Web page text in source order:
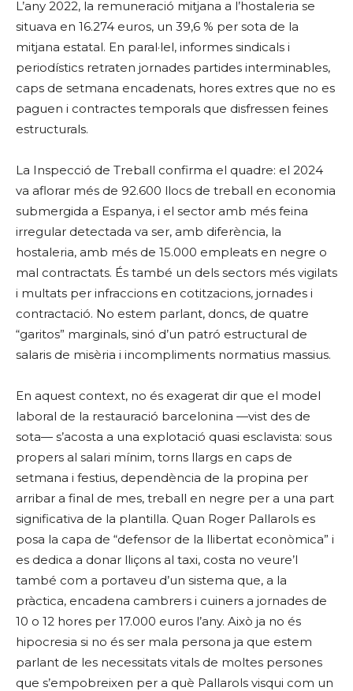
L’any 2022, la remuneració mitjana a l’hostaleria se
situava en 16.274 euros, un 39,6 % per sota de la
mitjana estatal. En paral·lel, informes sindicals i
periodístics retraten jornades partides interminables,
caps de setmana encadenats, hores extres que no es
paguen i contractes temporals que disfressen feines
estructurals.
La Inspecció de Treball confirma el quadre: el 2024
va aflorar més de 92.600 llocs de treball en economia
submergida a Espanya, i el sector amb més feina
irregular detectada va ser, amb diferència, la
hostaleria, amb més de 15.000 empleats en negre o
mal contractats. És també un dels sectors més vigilats
i multats per infraccions en cotitzacions, jornades i
contractació. No estem parlant, doncs, de quatre
“garitos” marginals, sinó d’un patró estructural de
salaris de misèria i incompliments normatius massius.
En aquest context, no és exagerat dir que el model
laboral de la restauració barcelonina —vist des de
sota— s’acosta a una explotació quasi esclavista: sous
propers al salari mínim, torns llargs en caps de
setmana i festius, dependència de la propina per
arribar a final de mes, treball en negre per a una part
significativa de la plantilla. Quan Roger Pallarols es
posa la capa de “defensor de la llibertat econòmica” i
es dedica a donar lliçons al taxi, costa no veure’l
també com a portaveu d’un sistema que, a la
pràctica, encadena cambrers i cuiners a jornades de
10 o 12 hores per 17.000 euros l’any. Això ja no és
hipocresia si no és ser mala persona ja que estem
parlant de les necessitats vitals de moltes persones
que s’empobreixen per a què Pallarols visqui com un